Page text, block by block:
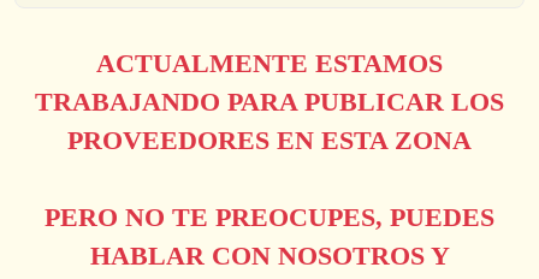
ACTUALMENTE ESTAMOS
TRABAJANDO PARA PUBLICAR LOS
PROVEEDORES EN ESTA ZONA
PERO NO TE PREOCUPES, PUEDES
HABLAR CON NOSOTROS Y